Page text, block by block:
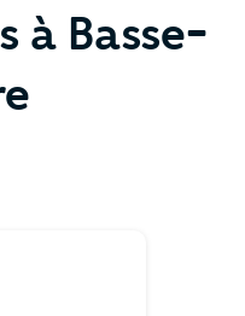
à Basse-